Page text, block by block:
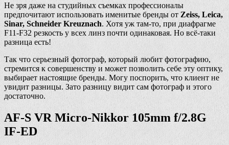
Не зря даже на студийных съемках профессионалы
предпочитают использовать именитые бренды от Zeiss, Leica,
Sinar, Schneider Kreuznach. Хотя уж там-то, при диафрагме
F11-F32 резкость у всех линз почти одинаковая. Но всё-таки
разница есть!
Так что серьезный фотограф, который любит фотографию,
стремится к совершенству и может позволить себе эту оптику,
выбирает настоящие бренды. Могу поспорить, что клиент не
увидит разницы. Зато разницу видит сам фотограф и этого
достаточно.
AF-S VR Micro-Nikkor 105mm f/2.8G
IF-ED